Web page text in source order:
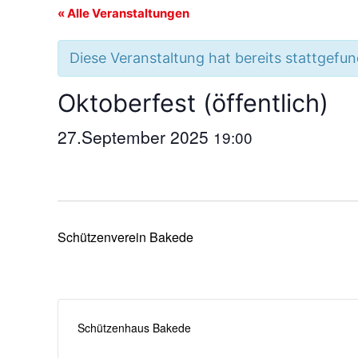
« Alle Veranstaltungen
Diese Veranstaltung hat bereits
Oktoberfest (öffentlich)
27.September 2025 19:00
Schützenverein Bakede
Schützenhaus Bakede